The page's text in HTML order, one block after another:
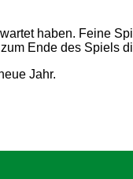
haben. Feine
Ende des Spiels
Jahr.